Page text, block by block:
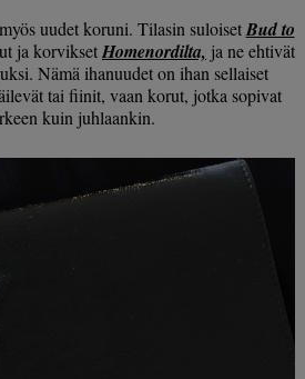
uudet koruni. Tilasin suloisetBud to
ja korviksetHomenordilta, ja ne ehtivät
Nämä ihanuudet on ihan sellaiset
tai fiinit, vaan korut, jotka sopivat
kuin juhlaankin.